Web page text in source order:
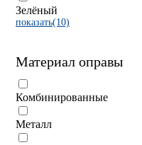
Зелёный
показать(10)
Материал оправы
Комбинированные
Металл